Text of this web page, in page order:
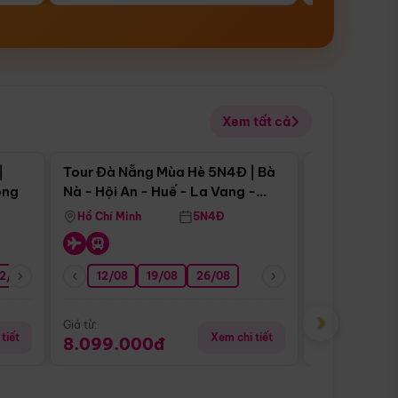
Xem tất cả
08 26/08 05/09 09/09 12/09
tiết
Điểm nổi bật
Tour Đà Nẵng Mùa Hè 5N4Đ | Bà
Nà - Hội An - Huế - La Vang -
Động Thiên Đường
Hồ Chí Minh 5N4Đ
12/08 19/08 26/08
Giá từ:
8.099.000đ Xem chi tiết
Giá từ:
›